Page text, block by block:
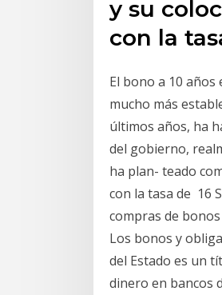
y su
con la
El bono a 10
mucho más
últimos años, ha
del gobierno,
ha plan- teado
con la tasa de 16
compras de
Los bonos y
del Estado es un
dinero en bancos